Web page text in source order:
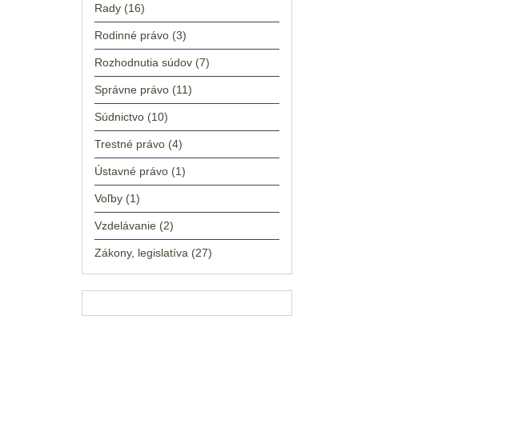
Rady (16)
Rodinné právo (3)
Rozhodnutia súdov (7)
Správne právo (11)
Súdnictvo (10)
Trestné právo (4)
Ústavné právo (1)
Voľby (1)
Vzdelávanie (2)
Zákony, legislatíva (27)